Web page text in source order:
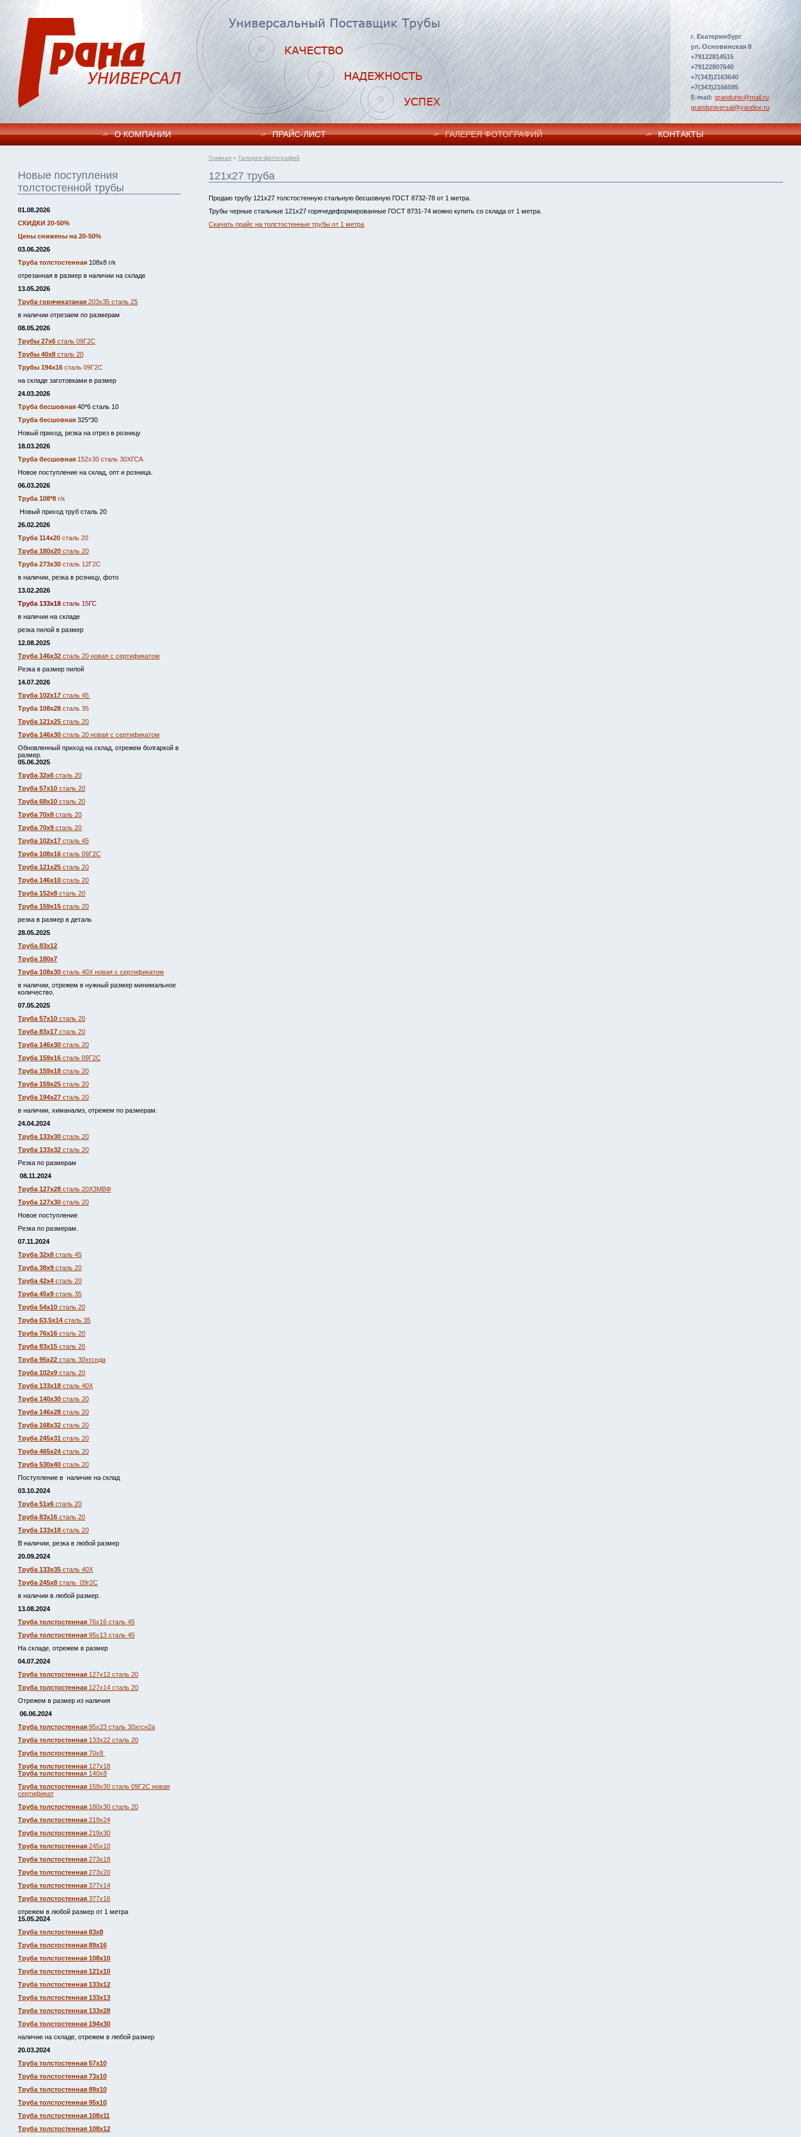
г. Екатеринбург
ул. Основинская 8
+79122814515
+79122807640
+7(343)2163640
+7(343)2166595
E-mail: granduniv@mail.ru
granduniversal@yandex.ru
О КОМПАНИИ ПРАЙC-ЛИСТ ГАЛЕРЕЯ ФОТОГРАФИЙ КОНТАКТЫ
Новые поступления
толстостенной трубы
01.08.2026
СКИДКИ 20-50%
Цены снижены на 20-50%
03.06.2026
Труба толстостенная 108х8 г/к
отрезанная в размер в наличии на складе
13.05.2026
Труба горячекатаная 203х35 сталь 25
в наличии отрезаем по размерам
08.05.2026
Трубы 27х6 сталь 09Г2С
Трубы 40х8 сталь 20
Трубы 194х16 сталь 09Г2С
на складе заготовками в размер
24.03.2026
Труба бесшовная 40*6 сталь 10
Труба бесшовная 325*30
Новый приход, резка на отрез в розницу
18.03.2026
Труба бесшовная 152х30 сталь 30ХГСА
Новое поступление на склад, опт и розница.
06.03.2026
Труба 108*8 г/к
Новый приход труб сталь 20
26.02.2026
Труба 114х20 сталь 20
Труба 180х20 сталь 20
Труба 273х30 сталь 12Г2С
в наличии, резка в розницу, фото
13.02.2026
Труба 133х18 сталь 15ГС
в наличии на складе
резка пилой в размер
12.08.2025
Труба 146х32 сталь 20 новая с сертификатом
Резка в размер пилой
14.07.2026
Труба 102х17 сталь 45
Труба 108х28 сталь 35
Труба 121х25 сталь 20
Труба 146х30 сталь 20 новая с сертификатом
Обновленный приход на склад, отрежем болгаркой в
размер.
05.06.2025
Труба 32х6 сталь 20
Труба 57х10 сталь 20
Труба 68х10 сталь 20
Труба 70х8 сталь 20
Труба 70х9 сталь 20
Труба 102х17 сталь 45
Труба 108х16 сталь 09Г2С
Труба 121х25 сталь 20
Труба 146х10 сталь 20
Труба 152х8 сталь 20
Труба 159х15 сталь 20
резка в размер в деталь
28.05.2025
Труба 83х12
Труба 180х7
Труба 108х30 сталь 40Х новая с сертификатом
в наличии, отрежем в нужный размер минимальное
количество.
07.05.2025
Труба 57х10 сталь 20
Труба 83х17 сталь 20
Труба 146х30 сталь 20
Труба 159х16 сталь 09Г2С
Труба 159х18 сталь 20
Труба 159х25 сталь 20
Труба 194х27 сталь 20
в наличии, химанализ, отрежем по размерам.
24.04.2024
Труба 133х30 сталь 20
Труба 133х32 сталь 20
Резка по размерам
08.11.2024
Труба 127х28 сталь 20Х3МВФ
Труба 127х30 сталь 20
Новое поступление
Резка по размерам.
07.11.2024
Труба 32х8 сталь 45
Труба 38х9 сталь 20
Труба 42х4 сталь 20
Труба 45х9 сталь 35
Труба 54х10 сталь 20
Труба 63,5х14 сталь 35
Труба 76х16 сталь 20
Труба 83х15 сталь 20
Труба 95х22 сталь 30хгснда
Труба 102х9 сталь 20
Труба 133х18 сталь 40Х
Труба 140х30 сталь 20
Труба 146х28 сталь 20
Труба 168х32 сталь 20
Труба 245х31 сталь 20
Труба 465х24 сталь 20
Труба 530х40 сталь 20
Поступление в наличие на склад
03.10.2024
Труба 51х6 сталь 20
Труба 83х16 сталь 20
Труба 133х18 сталь 20
В наличии, резка в любой размер
20.09.2024
Труба 133х35 сталь 40Х
Труба 245х8 сталь 09г2С
в наличии в любой размер.
13.08.2024
Труба толстостенная 76х16 сталь 45
Труба толстостенная 95х13 сталь 45
На складе, отрежем в размер
04.07.2024
Труба толстостенная 127х12 сталь 20
Труба толстостенная 127х14 сталь 20
Отрежем в размер из наличия
06.06.2024
Труба толстостенная 95х23 сталь 30хгсн2а
Труба толстостенная 133х22 сталь 20
Труба толстостенная 70х8
Труба толстостенная 127х18
Труба толстостенная 140х8
Труба толстостенная 159х30 сталь 09Г2С новая
сертификат
Труба толстостенная 180х30 сталь 20
Труба толстостенная 219х24
Труба толстостенная 219х30
Труба толстостенная 245х10
Труба толстостенная 273х18
Труба толстостенная 273х20
Труба толстостенная 377х14
Труба толстостенная 377х16
отрежем в любой размер от 1 метра
15.05.2024
Труба толстостенная 83х8
Труба толстостенная 89х16
Труба толстостенная 108х10
Труба толстостенная 121х10
Труба толстостенная 133х12
Труба толстостенная 133х13
Труба толстостенная 133х28
Труба толстостенная 194х30
наличие на складе, отрежем в любой размер
20.03.2024
Труба толстостенная 57х10
Труба толстостенная 73х10
Труба толстостенная 89х10
Труба толстостенная 95х10
Труба толстостенная 108х11
Труба толстостенная 108х12
Главная » Галерея фотографий
121х27 труба
Продаю трубу 121х27 толстостенную стальную бесшовную ГОСТ 8732-78 от 1 метра.
Трубы черные стальные 121х27 горячедеформированные ГОСТ 8731-74 можно купить со склада от 1 метра.
Скачать прайс на толстостенные трубы от 1 метра